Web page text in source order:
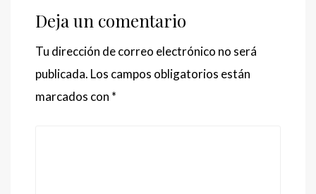
Deja un comentario
Tu dirección de correo electrónico no será
publicada. Los campos obligatorios están
marcados con *